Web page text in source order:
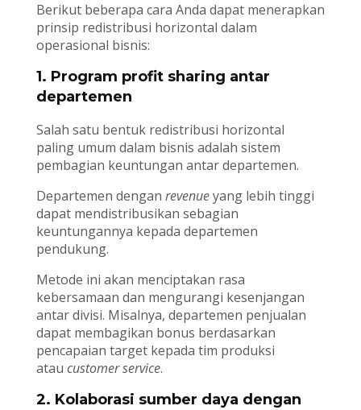
Berikut beberapa cara Anda dapat menerapkan
prinsip redistribusi horizontal dalam
operasional bisnis:
1. Program profit sharing antar
departemen
Salah satu bentuk redistribusi horizontal
paling umum dalam bisnis adalah sistem
pembagian keuntungan antar departemen.
Departemen dengan revenueyang lebih tinggi
dapat mendistribusikan sebagian
keuntungannya kepada departemen
pendukung.
Metode ini akan menciptakan rasa
kebersamaan dan mengurangi kesenjangan
antar divisi. Misalnya, departemen penjualan
dapat membagikan bonus berdasarkan
pencapaian target kepada tim produksi
atau customer service.
2. Kolaborasi sumber daya dengan